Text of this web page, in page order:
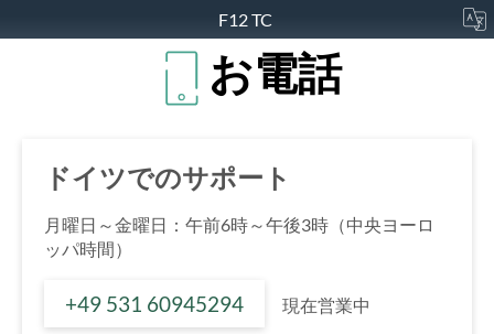
F12 TC
お電話
ドイツでのサポート
月曜日～金曜日：午前6時～午後3時（中央ヨーロ
ッパ時間）
+49 531 60945294 現在営業中